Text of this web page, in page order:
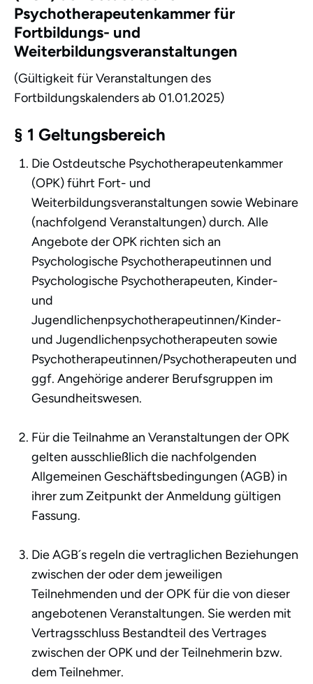
Psychotherapeutenkammer für
Fortbildungs- und
Weiterbildungsveranstaltungen
(Gültigkeit für Veranstaltungen des
Fortbildungskalenders ab 01.01.2025)
§ 1 Geltungsbereich
Die Ostdeutsche Psychotherapeutenkammer
(OPK) führt Fort- und
Weiterbildungsveranstaltungen sowie Webinare
(nachfolgend Veranstaltungen) durch. Alle
Angebote der OPK richten sich an
Psychologische Psychotherapeutinnen und
Psychologische Psychotherapeuten, Kinder-
und
Jugendlichenpsychotherapeutinnen/Kinder-
und Jugendlichenpsychotherapeuten sowie
Psychotherapeutinnen/Psychotherapeuten und
ggf. Angehörige anderer Berufsgruppen im
Gesundheitswesen.
Für die Teilnahme an Veranstaltungen der OPK
gelten ausschließlich die nachfolgenden
Allgemeinen Geschäftsbedingungen (AGB) in
ihrer zum Zeitpunkt der Anmeldung gültigen
Fassung.
Die AGB´s regeln die vertraglichen Beziehungen
zwischen der oder dem jeweiligen
Teilnehmenden und der OPK für die von dieser
angebotenen Veranstaltungen. Sie werden mit
Vertragsschluss Bestandteil des Vertrages
zwischen der OPK und der Teilnehmerin bzw.
dem Teilnehmer.